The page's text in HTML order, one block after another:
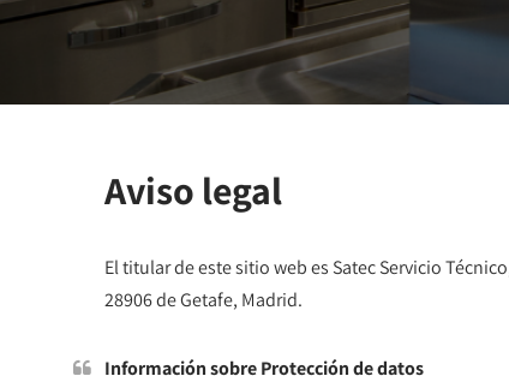
Aviso legal
El titular de este sitio web es Satec Servicio
28906 de Getafe, Madrid.
Información sobre Protección de datos